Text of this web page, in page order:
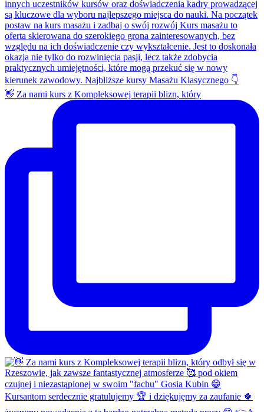
👋 Za nami kurs z Kompleksowej terapii blizn, który